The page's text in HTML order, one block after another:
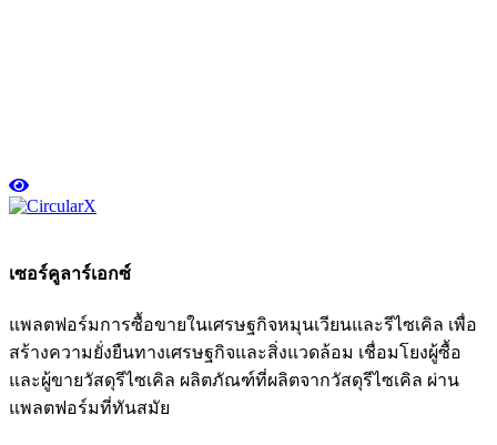
เซอร์คูลาร์เอกซ์
แพลตฟอร์มการซื้อขายในเศรษฐกิจหมุนเวียนและรีไซเคิล เพื่อ
สร้างความยั่งยืนทางเศรษฐกิจและสิ่งแวดล้อม เชื่อมโยงผู้ซื้อ
และผู้ขายวัสดุรีไซเคิล ผลิตภัณฑ์ที่ผลิตจากวัสดุรีไซเคิล ผ่าน
แพลตฟอร์มที่ทันสมัย